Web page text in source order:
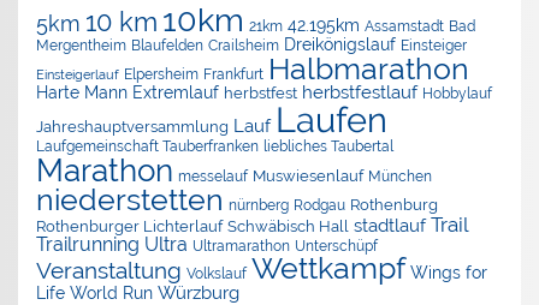
5km 10 km 10km 21km 42.195km Assamstadt Bad
Mergentheim Blaufelden Crailsheim Dreikönigslauf Einsteiger
Einsteigerlauf Elpersheim Frankfurt Halbmarathon
Harte Mann Extremlauf herbstfest herbstfestlauf Hobbylauf
Jahreshauptversammlung Lauf Laufen
Laufgemeinschaft Tauberfranken liebliches Taubertal
Marathon messelauf Muswiesenlauf München
niederstetten nürnberg Rodgau Rothenburg
Rothenburger Lichterlauf Schwäbisch Hall stadtlauf Trail
Trailrunning Ultra Ultramarathon Unterschüpf
Veranstaltung Volkslauf Wettkampf Wings for
Life World Run Würzburg